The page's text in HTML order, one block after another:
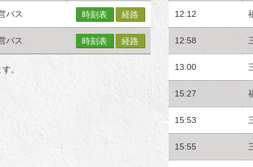
バス 時刻表 経路
バス 時刻表 経路
。
12:12
12:58
13:00
15:27
15:53
15:55